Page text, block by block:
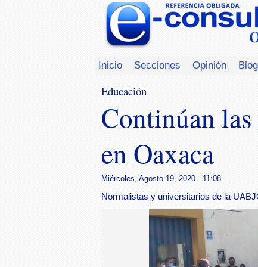
Inicio Secciones Opinión
Educación
Continúan
en Oaxaca
Miércoles, Agosto 19, 2020 - 11:08
Normalistas y universitarios de la